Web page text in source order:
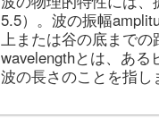
5.5）。波の振幅
上または谷の底まで
wavelengthとは、あ
波の長さのことを指し